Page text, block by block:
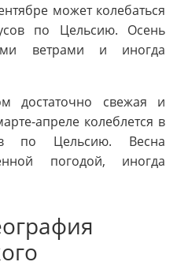
может колебаться
по Цельсию. Осень
ветрами и иногда
достаточно свежая и
апреле колеблется в
по Цельсию. Весна
погодой, иногда